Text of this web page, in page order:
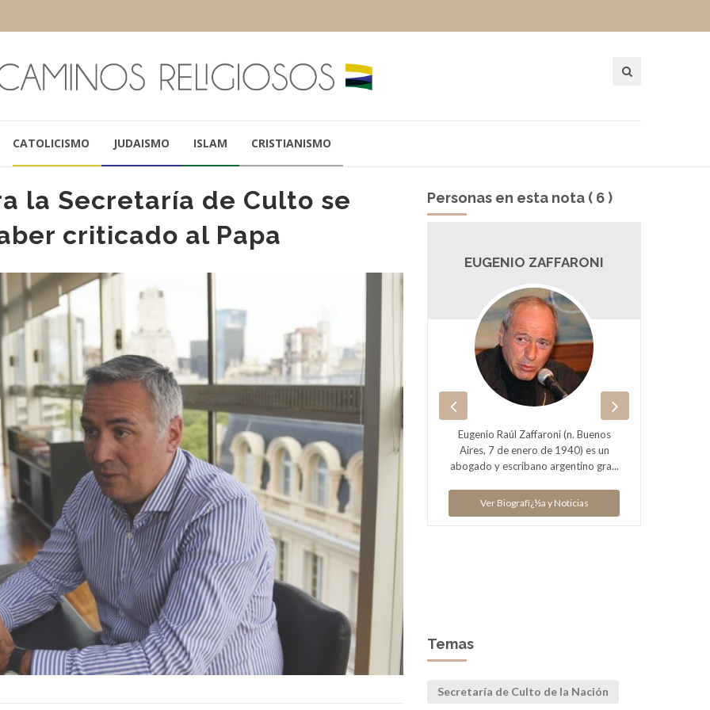
CATOLICISMO JUDAISMO ISLAM CRISTIANISMO
la Secretaría de Culto se
criticado al Papa
Personas en esta nota ( 6 )
Fue el primer Papa americano es el
jesuita argentino Jorge Mario
Bergoglio, arzobispo de Buenos A...
Ver Biografï¿½a y Noticias
Ministra de Seguridad de la
Nación.
Ex Presidenta del PRO Argentina.
...
Ver Biografï¿½a y Noticias
EUGENIO ZAFFARONI
Eugenio Raúl Zaffaroni (n. Buenos
Aires, 7 de enero de 1940) es un
abogado y escribano argentino gra...
Ver Biografï¿½a y Noticias
Temas
Secretaría de Culto de la Nación